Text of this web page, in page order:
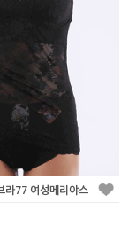
라77 여성메리야스